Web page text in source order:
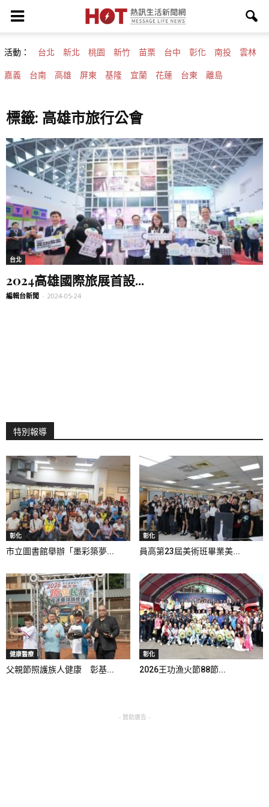
活動： 台北 新北 桃園 新竹 苗栗 台中 彰化 南投 雲林
嘉義 台南 高雄 屏東 基隆 宜蘭 花蓮 台東 離島
標籤: 高雄市旅行公會
台北
2024高雄國際旅展首設...
編輯台新聞 - 2024-05-24
特別報導
彰化
市立圖書館舉辦「墨彩築夢...
彰化
員高第23屆美術班畢業美...
健康醫療
父親節照護族人健康 彰基...
彰化
2026王功漁火節88節...
- 贊助廣告 -